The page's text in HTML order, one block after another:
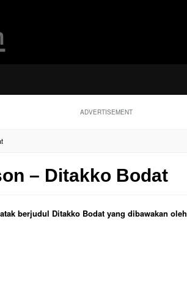
ADVERTISEMENT
– Ditakko Bodat
berjudul Ditakko Bodat yang dibawakan oleh